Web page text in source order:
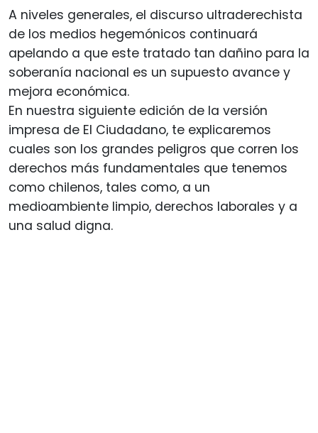
A niveles generales, el discurso ultraderechista
de los medios hegemónicos continuará
apelando a que este tratado tan dañino para la
soberanía nacional es un supuesto avance y
mejora económica.
En nuestra siguiente edición de la versión
impresa de El Ciudadano, te explicaremos
cuales son los grandes peligros que corren los
derechos más fundamentales que tenemos
como chilenos, tales como, a un
medioambiente limpio, derechos laborales y a
una salud digna.